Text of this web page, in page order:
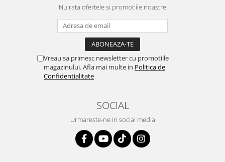
Nu rata ofertele si promotiile noastre
Vreau sa primesc newsletter cu promotiile
magazinului. Afla mai multe in Politica de
Confidentialitate
SOCIAL
Urmareste-ne in social media